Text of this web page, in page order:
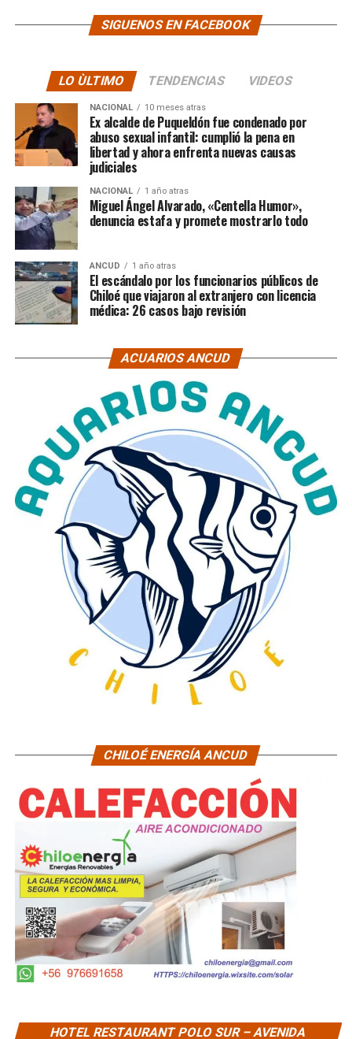
SIGUENOS EN FACEBOOK
LO ÙLTIMO TENDENCIAS VIDEOS
NACIONAL 10 meses atras
Ex alcalde de Puqueldón fue condenado por
abuso sexual infantil: cumplió la pena en
libertad y ahora enfrenta nuevas causas
judiciales
NACIONAL 1 año atras
Miguel Ángel Alvarado, «Centella Humor»,
denuncia estafa y promete mostrarlo todo
ANCUD 1 año atras
El escándalo por los funcionarios públicos de
Chiloé que viajaron al extranjero con licencia
médica: 26 casos bajo revisión
ACUARIOS ANCUD
CHILOÉ ENERGÍA ANCUD
HOTEL RESTAURANT POLO SUR – AVENIDA